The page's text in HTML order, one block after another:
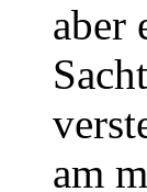
aber
am